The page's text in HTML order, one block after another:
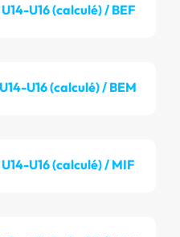
U16 (calculé) / BEF
U16 (calculé) / BEM
U16 (calculé) / MIF